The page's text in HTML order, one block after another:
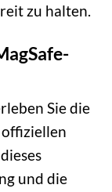
zu halten.
Sie die
und die